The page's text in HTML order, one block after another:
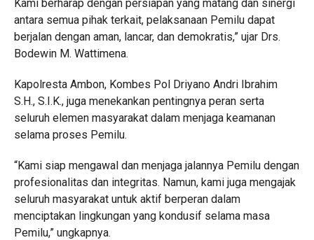
Kami berharap dengan persiapan yang matang dan sinergi
antara semua pihak terkait, pelaksanaan Pemilu dapat
berjalan dengan aman, lancar, dan demokratis,” ujar Drs.
Bodewin M. Wattimena.
Kapolresta Ambon, Kombes Pol Driyano Andri Ibrahim
S.H., S.I.K., juga menekankan pentingnya peran serta
seluruh elemen masyarakat dalam menjaga keamanan
selama proses Pemilu.
“Kami siap mengawal dan menjaga jalannya Pemilu dengan
profesionalitas dan integritas. Namun, kami juga mengajak
seluruh masyarakat untuk aktif berperan dalam
menciptakan lingkungan yang kondusif selama masa
Pemilu,” ungkapnya.